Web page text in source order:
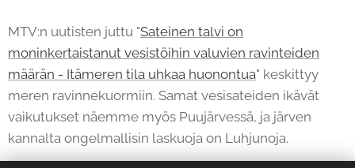
MTV:n uutisten juttu "Sateinen talvi on
moninkertaistanut vesistöihin valuvien ravinteiden
määrän - Itämeren tila uhkaa huonontua" keskittyy
meren ravinnekuormiin. Samat vesisateiden ikävät
vaikutukset näemme myös Puujärvessä, ja järven
kannalta ongelmallisin laskuoja on Luhjunoja.